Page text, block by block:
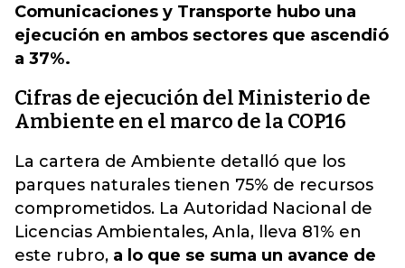
Comunicaciones y Transporte hubo una
ejecución en ambos sectores que ascendió
a 37%.
Cifras de ejecución del Ministerio de
Ambiente en el marco de la COP16
La cartera de Ambiente detalló que los
parques naturales tienen 75% de recursos
comprometidos. La Autoridad Nacional de
Licencias Ambientales, Anla, lleva 81% en
este rubro, a lo que se suma un avance de